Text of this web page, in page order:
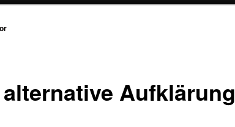
Aufklärung